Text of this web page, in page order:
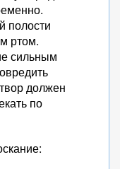
полости
ртом.
сильным
должен
по